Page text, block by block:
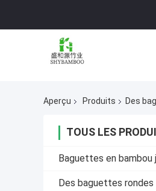
Aperçu Produits Des
TOUS LES
Baguettes en bambou
Des baguettes rondes